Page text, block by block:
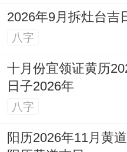
2026年9月拆灶台吉
八字
十月份宜领证黄历
日子2026年
八字
阳历2026年11月黄